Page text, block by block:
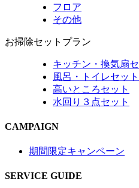
フロア
その他
お掃除セットプラン
キッチン・換気扇
風呂・トイレセット
高いところセット
水回り３点セット
CAMPAIGN
期間限定キャンペーン
SERVICE GUIDE